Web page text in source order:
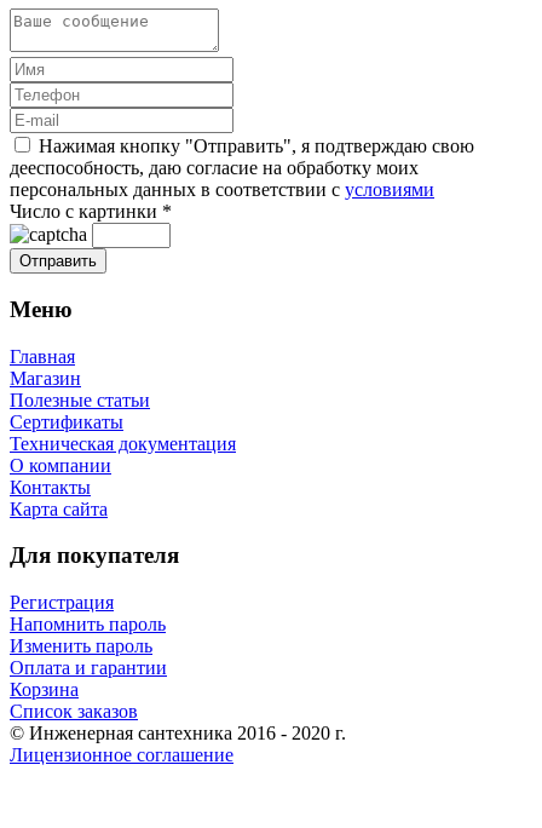
Нажимая кнопку "Отправить", я подтверждаю свою
дееспособность, даю согласие на обработку моих
персональных данных в соответствии с условиями
Число с картинки *
Меню
Главная
Магазин
Полезные статьи
Сертификаты
Техническая документация
О компании
Контакты
Карта сайта
Для покупателя
Регистрация
Напомнить пароль
Изменить пароль
Оплата и гарантии
Корзина
Список заказов
© Инженерная сантехника 2016 - 2020 г.
Лицензионное соглашение